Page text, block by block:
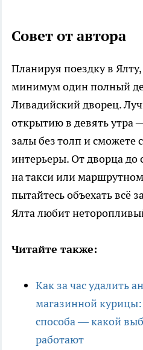
Совет от автора
Планируя поездку в
минимум один полный
Ливадийский дворец.
открытию в девять утра
залы без толп и сможете
интерьеры. От дворца до
на такси или
пытайтесь объехать всё
Ялта любит
Читайте также:
Как за час удалить
магазинной
способа — какой
работают